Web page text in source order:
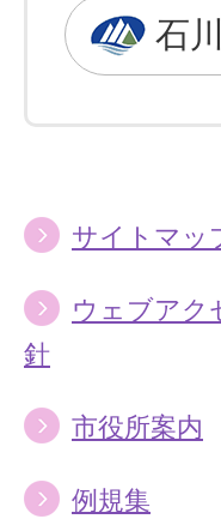
石
サイトマッ
ウェブアク
針
市役所案内
例規集